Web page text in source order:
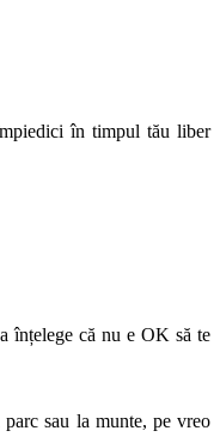
în timpul tău liber
înțelege că nu e OK să te
sau la munte, pe vreo